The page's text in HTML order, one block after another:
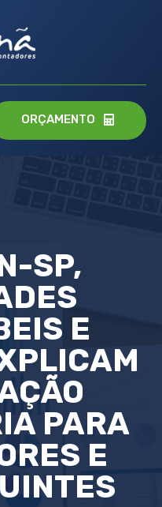
ORÇAMENTO
SP,
E
PARA
E